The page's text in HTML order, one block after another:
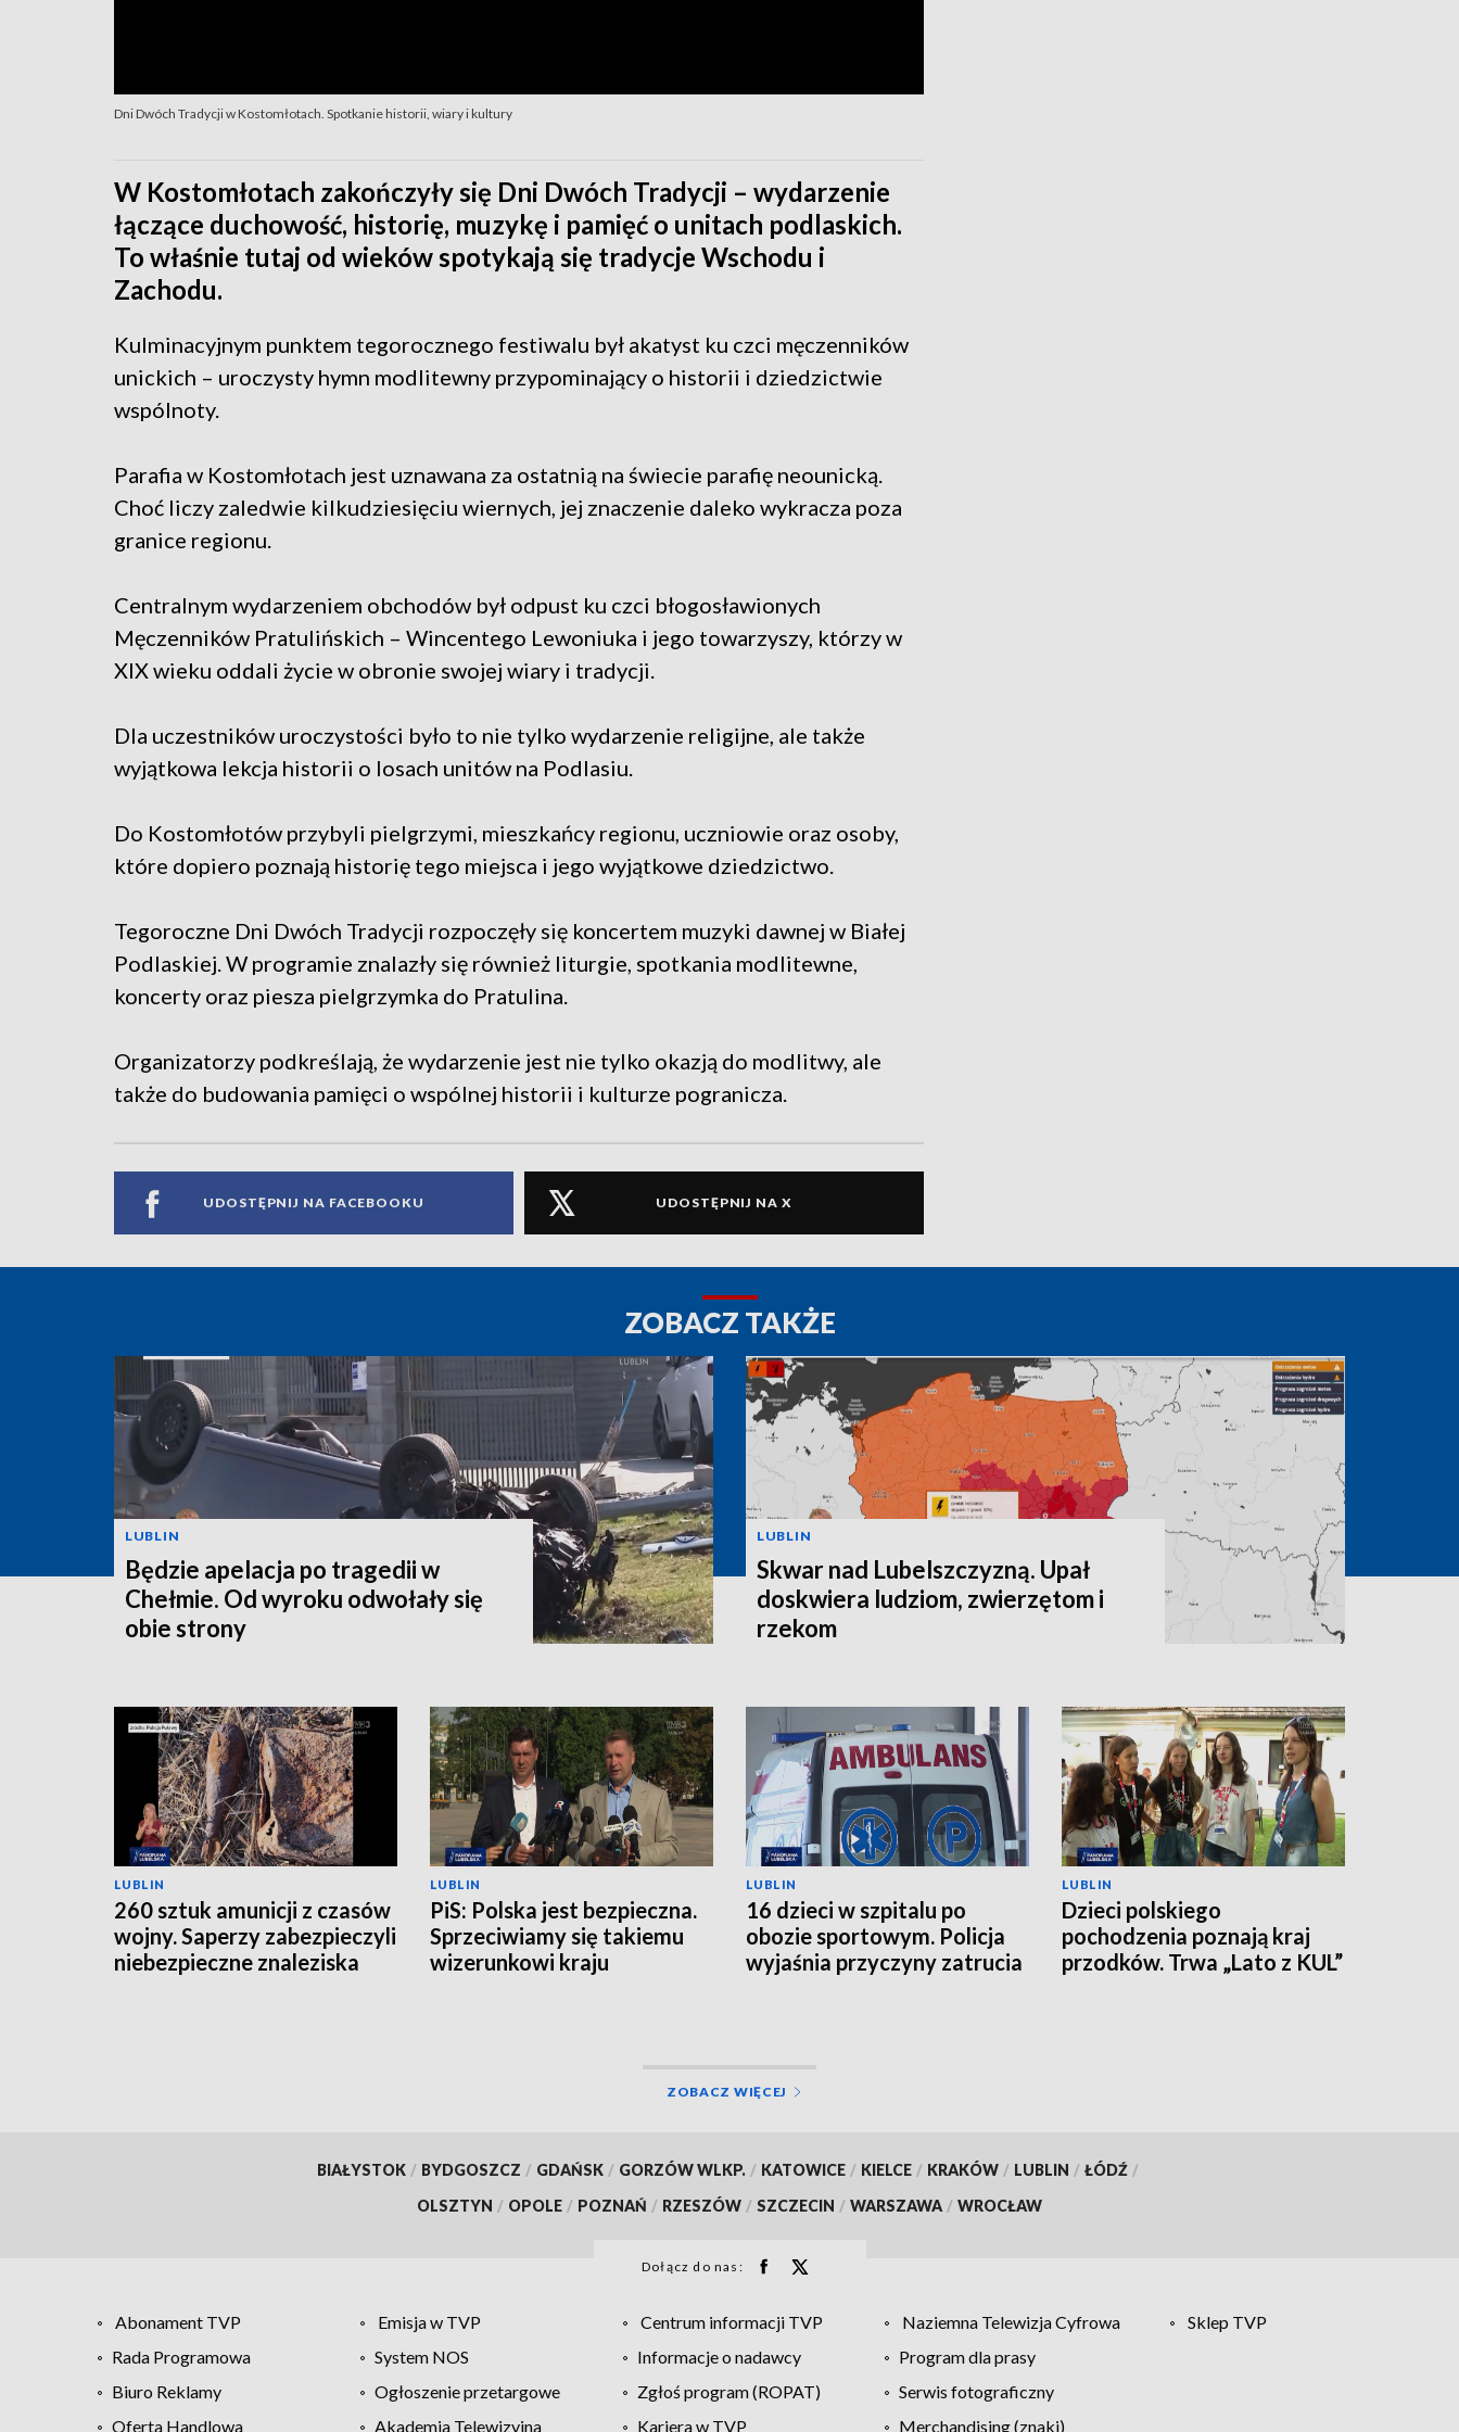
Dni Dwóch Tradycji w Kostomłotach. Spotkanie historii, wiary i kultury
W Kostomłotach zakończyły się Dni Dwóch Tradycji – wydarzenie
łączące duchowość, historię, muzykę i pamięć o unitach podlaskich.
To właśnie tutaj od wieków spotykają się tradycje Wschodu i
Zachodu.
Kulminacyjnym punktem tegorocznego festiwalu był akatyst ku czci męczenników
unickich – uroczysty hymn modlitewny przypominający o historii i dziedzictwie
wspólnoty.
Parafia w Kostomłotach jest uznawana za ostatnią na świecie parafię neounicką.
Choć liczy zaledwie kilkudziesięciu wiernych, jej znaczenie daleko wykracza poza
granice regionu.
Centralnym wydarzeniem obchodów był odpust ku czci błogosławionych
Męczenników Pratulińskich – Wincentego Lewoniuka i jego towarzyszy, którzy w
XIX wieku oddali życie w obronie swojej wiary i tradycji.
Dla uczestników uroczystości było to nie tylko wydarzenie religijne, ale także
wyjątkowa lekcja historii o losach unitów na Podlasiu.
Do Kostomłotów przybyli pielgrzymi, mieszkańcy regionu, uczniowie oraz osoby,
które dopiero poznają historię tego miejsca i jego wyjątkowe dziedzictwo.
Tegoroczne Dni Dwóch Tradycji rozpoczęły się koncertem muzyki dawnej w Białej
Podlaskiej. W programie znalazły się również liturgie, spotkania modlitewne,
koncerty oraz piesza pielgrzymka do Pratulina.
Organizatorzy podkreślają, że wydarzenie jest nie tylko okazją do modlitwy, ale
także do budowania pamięci o wspólnej historii i kulturze pogranicza.
UDOSTĘPNIJ NA FACEBOOKU UDOSTĘPNIJ NA X
ZOBACZ TAKŻE
LUBLIN
Będzie apelacja po tragedii w
Chełmie. Od wyroku odwołały się
obie strony
LUBLIN
Skwar nad Lubelszczyzną. Upał
doskwiera ludziom, zwierzętom i
rzekom
LUBLIN
260 sztuk amunicji z czasów
wojny. Saperzy zabezpieczyli
niebezpieczne znaleziska
LUBLIN
PiS: Polska jest bezpieczna.
Sprzeciwiamy się takiemu
wizerunkowi kraju
LUBLIN
16 dzieci w szpitalu po
obozie sportowym. Policja
wyjaśnia przyczyny zatrucia
LUBLIN
Dzieci polskiego
pochodzenia poznają kraj
przodków. Trwa „Lato z KUL”
ZOBACZ WIĘCEJ
BIAŁYSTOK / BYDGOSZCZ / GDAŃSK / GORZÓW WLKP. / KATOWICE / KIELCE / KRAKÓW / LUBLIN / ŁÓDŹ /
OLSZTYN / OPOLE / POZNAŃ / RZESZÓW / SZCZECIN / WARSZAWA / WROCŁAW
Dołącz do nas:
Abonament TVP Emisja w TVP Centrum informacji TVP Naziemna Telewizja Cyfrowa
Sklep TVP
Rada Programowa
System NOS Informacje o nadawcy
Program dla prasy
Biuro Reklamy
Ogłoszenie przetargowe Zgłoś program (ROPAT)
Serwis fotograficzny
Oferta Handlowa
Akademia Telewizyjna Kariera w TVP Merchandising (znaki)